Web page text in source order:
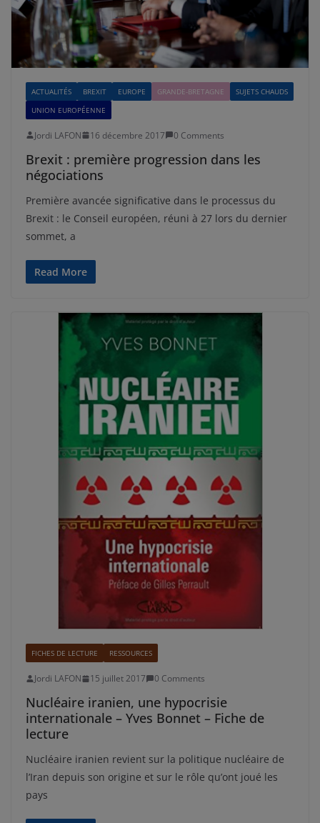
ACTUALITÉS BREXIT EUROPE GRANDE-BRETAGNE
SUJETS CHAUDS
UNION EUROPÉENNE
Jordi LAFON 16 décembre 2017 0 Comments
Brexit : première progression dans les
négociations
Première avancée significative dans le processus du
Brexit : le Conseil européen, réuni à 27 lors du dernier
sommet, a
Read More
FICHES DE LECTURE RESSOURCES
Jordi LAFON 15 juillet 2017 0 Comments
Nucléaire iranien, une hypocrisie
internationale – Yves Bonnet – Fiche de
lecture
Nucléaire iranien revient sur la politique nucléaire de
l’Iran depuis son origine et sur le rôle qu’ont joué les
pays